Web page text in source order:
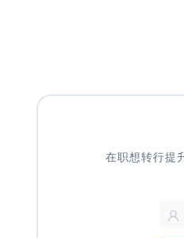
在职想转行提